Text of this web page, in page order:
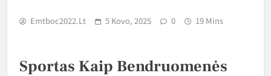
Emtboc2022.lt 5 Kovo, 2025 0 19 Mins
Sportas Kaip Bendruomenės